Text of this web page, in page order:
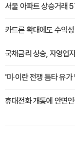
서울 아파트 상승거래
카드론 확대에도 수익
국채금리 상승, 자영업
'미·이란 전쟁 틈타 유
휴대전화 개통에 안면